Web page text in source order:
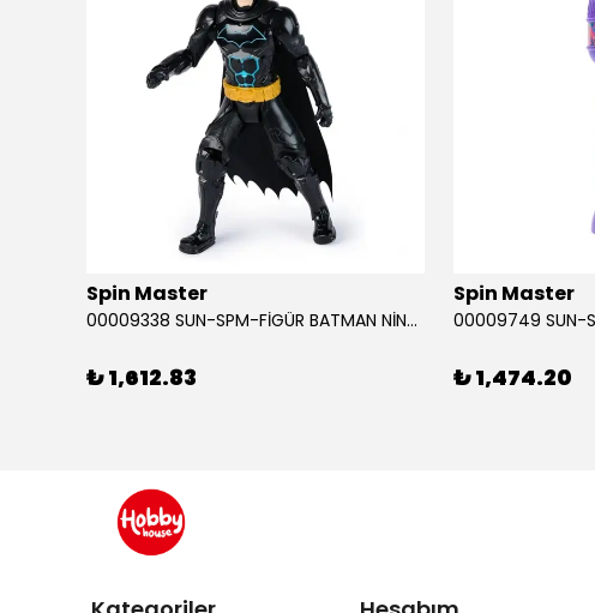
Spin Master
00009338 SUN-SPM-FİGÜR BATMAN NİNJA STRIKE 30 CM. EXC.
₺ 1,612.83
Spin Master
₺ 1,474.20